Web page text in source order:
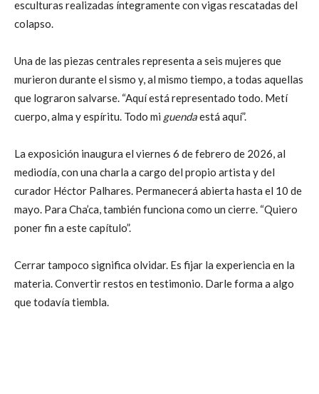
esculturas realizadas íntegramente con vigas rescatadas del
colapso.
Una de las piezas centrales representa a seis mujeres que
murieron durante el sismo y, al mismo tiempo, a todas aquellas
que lograron salvarse. “Aquí está representado todo. Metí
cuerpo, alma y espíritu. Todo mi guendaestá aquí”.
La exposición inaugura el viernes 6 de febrero de 2026, al
mediodía, con una charla a cargo del propio artista y del
curador Héctor Palhares. Permanecerá abierta hasta el 10 de
mayo. Para Cha’ca, también funciona como un cierre. “Quiero
poner fin a este capítulo”.
Cerrar tampoco significa olvidar. Es fijar la experiencia en la
materia. Convertir restos en testimonio. Darle forma a algo
que todavía tiembla.